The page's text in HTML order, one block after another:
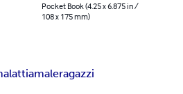
Pocket Book (4.25 x 6.875 in /
108 x 175 mm)
maleragazzi